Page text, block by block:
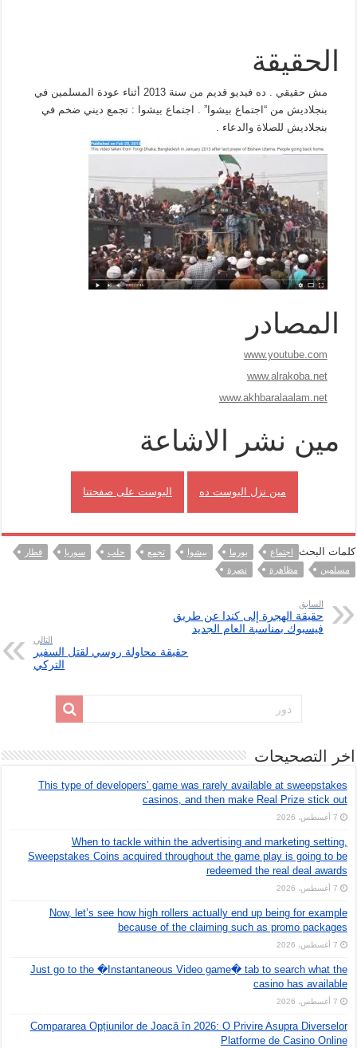
الحقيقة
مش حقيقي . ده فيديو قديم من سنة 2013 أثناء عودة المسلمين في
بنجلاديش من “اجتماع بيشوا” . اجتماع بيشوا : تجمع ديني ضخم في
بنجلاديش للصلاة والدعاء .
المصادر
www.youtube.com
www.alrakoba.net
www.akhbaralaalam.net
مين نشر الاشاعة
مين نزل البوست ده البوست على صفحتنا
كلمات البحث اجتماع بورما بيشوا تجمع حلب سوريا
قطار
مسلمين
مظاهرة نصرة
السابق
حقيقة الهجرة إلى كندا عن طريق
فيسبوك بمناسبة العام الجديد
التالي
حقيقة محاولة روسي لقتل السفير
التركي
اخر التصحيحات
This type of developers’ game was rarely available at sweepstakes
casinos, and then make Real Prize stick out
7 أغسطس، 2026
When to tackle within the advertising and marketing setting,
Sweepstakes Coins acquired throughout the game play is going to be
redeemed the real deal awards
7 أغسطس، 2026
Now, let’s see how high rollers actually end up being for example
because of the claiming such as promo packages
7 أغسطس، 2026
Just go to the �Instantaneous Video game� tab to search what the
casino has available
7 أغسطس، 2026
Compararea Opțiunilor de Joacă în 2026: O Privire Asupra Diverselor
Platforme de Casino Online